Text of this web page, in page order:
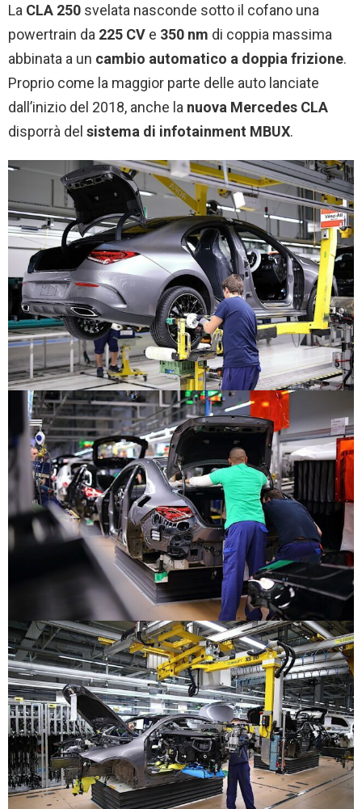
La CLA 250 svelata nasconde sotto il cofano una
powertrain da 225 CV e 350 nm di coppia massima
abbinata a un cambio automatico a doppia frizione.
Proprio come la maggior parte delle auto lanciate
dall’inizio del 2018, anche la nuova Mercedes CLA
disporrà del sistema di infotainment MBUX.